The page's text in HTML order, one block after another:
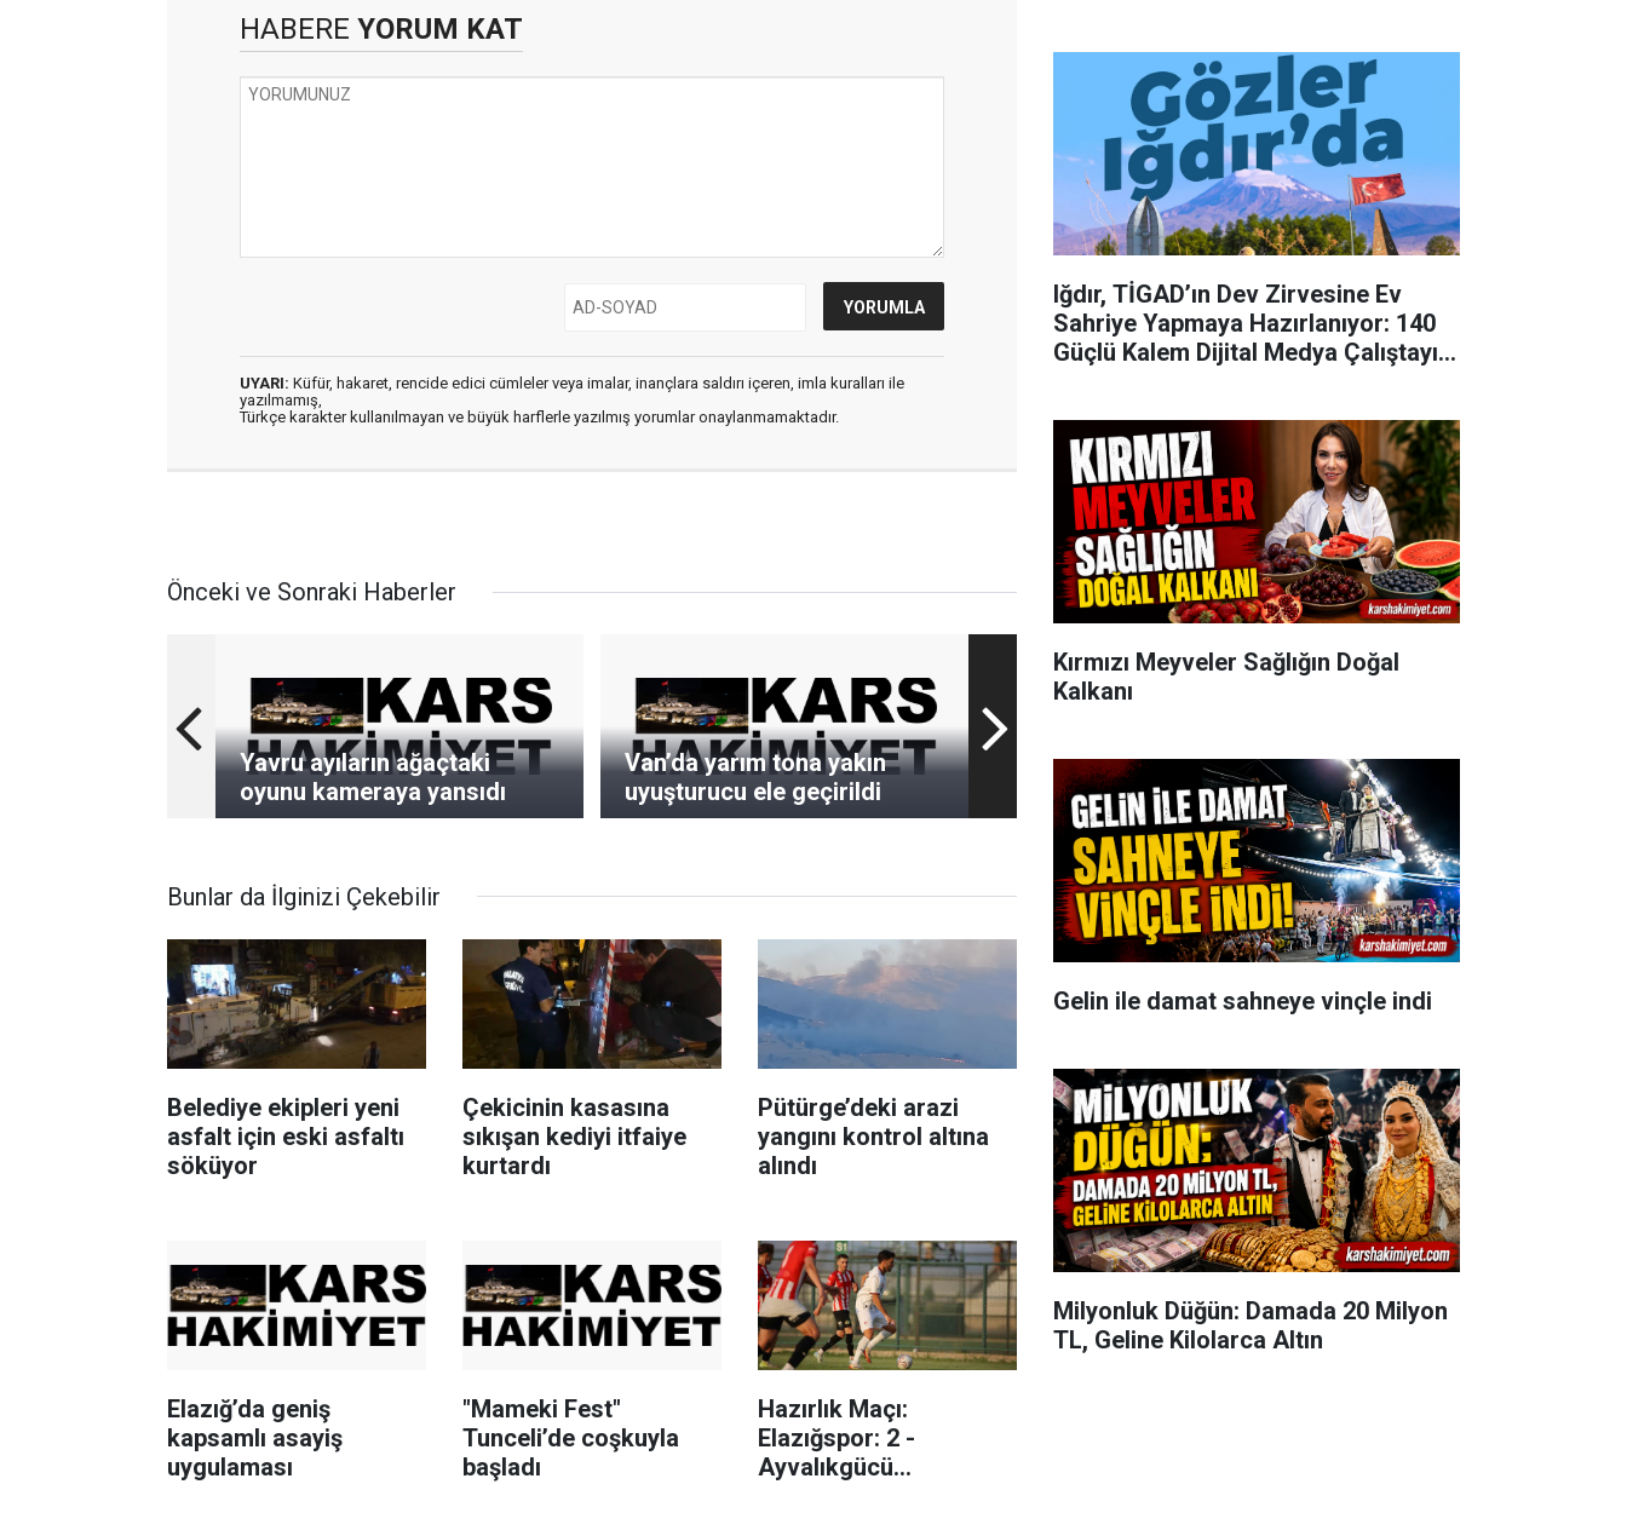
HABERE YORUM KAT
UYARI: Küfür, hakaret, rencide edici cümleler veya imalar, inançlara saldırı içeren, imla kuralları ile
yazılmamış,
Türkçe karakter kullanılmayan ve büyük harflerle yazılmış yorumlar onaylanmamaktadır.
Önceki ve Sonraki Haberler
Yavru ayıların ağaçtaki
oyunu kameraya yansıdı
Van’da yarım tona yakın
uyuşturucu ele geçirildi
Bunlar da İlginizi Çekebilir
Belediye ekipleri yeni
asfalt için eski asfaltı
söküyor
Çekicinin kasasına
sıkışan kediyi itfaiye
kurtardı
Pütürge’deki arazi
yangını kontrol altına
alındı
Elazığ’da geniş
kapsamlı asayiş
uygulaması
"Mameki Fest"
Tunceli’de coşkuyla
başladı
Hazırlık Maçı:
Elazığspor: 2 -
Ayvalıkgücü
Iğdır, TİGAD’ın Dev Zirvesine Ev
Sahriye Yapmaya Hazırlanıyor: 140
Güçlü Kalem Dijital Medya Çalıştayı
Kırmızı Meyveler Sağlığın Doğal
Kalkanı
Gelin ile damat sahneye vinçle indi
Milyonluk Düğün: Damada 20 Milyon
TL, Geline Kilolarca Altın